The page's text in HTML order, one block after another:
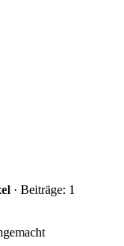
· Beiträge: 1